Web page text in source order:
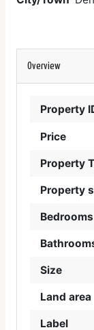
Overview
Property
Price
Property
Property
Bedrooms
Size
Land area
Label